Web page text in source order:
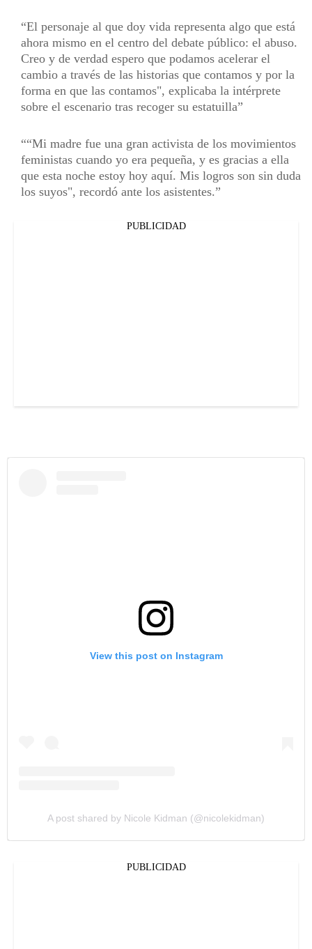
El personaje al que doy vida representa algo que está
ahora mismo en el centro del debate público: el abuso.
Creo y de verdad espero que podamos acelerar el
cambio a través de las historias que contamos y por la
forma en que las contamos", explicaba la intérprete
sobre el escenario tras recoger su estatuilla
“Mi madre fue una gran activista de los movimientos
feministas cuando yo era pequeña, y es gracias a ella
que esta noche estoy hoy aquí. Mis logros son sin duda
los suyos", recordó ante los asistentes.
PUBLICIDAD
View this post on Instagram
A post shared by Nicole Kidman (@nicolekidman)
PUBLICIDAD